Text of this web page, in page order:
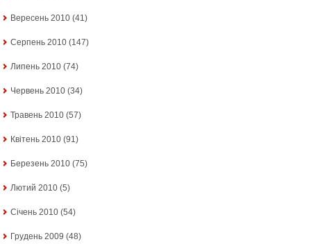
Вересень 2010 (41)
Серпень 2010 (147)
Липень 2010 (74)
Червень 2010 (34)
Травень 2010 (57)
Квітень 2010 (91)
Березень 2010 (75)
Лютий 2010 (5)
Січень 2010 (54)
Грудень 2009 (48)